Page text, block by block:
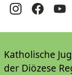
Katholische
der Diözese